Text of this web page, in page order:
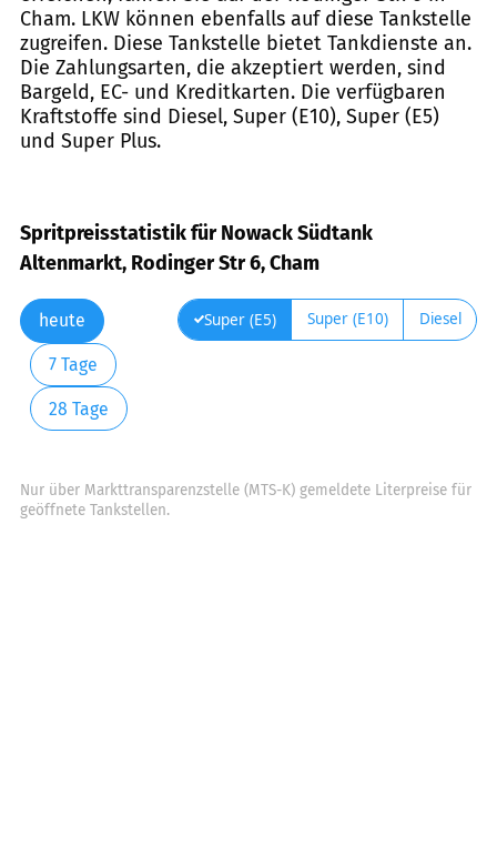
Cham. LKW können ebenfalls auf diese Tankstelle
zugreifen. Diese Tankstelle bietet Tankdienste an.
Die Zahlungsarten, die akzeptiert werden, sind
Bargeld, EC- und Kreditkarten. Die verfügbaren
Kraftstoffe sind Diesel, Super (E10), Super (E5)
und Super Plus.
Spritpreisstatistik für Nowack Südtank
Altenmarkt, Rodinger Str 6, Cham
heute
7 Tage
28 Tage
Super (E5) Super (E10) Diesel
Nur über Markttransparenzstelle (MTS-K) gemeldete Literpreise für
geöffnete Tankstellen.